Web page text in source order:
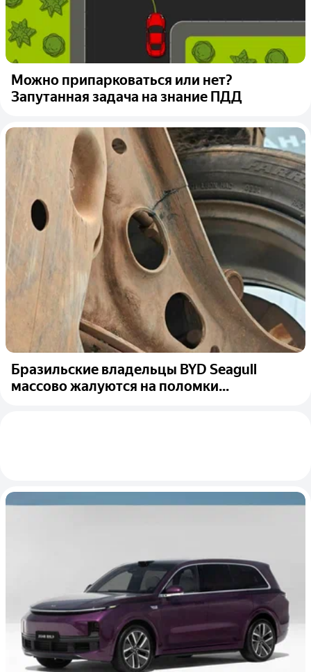
Можно припарковаться или нет?
Запутанная задача на знание ПДД
Бразильские владельцы BYD Seagull
массово жалуются на поломки...